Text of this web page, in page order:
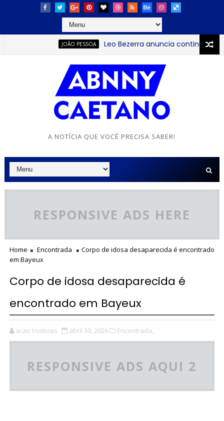
JOÃO PESSOA Leo Bezerra anuncia continuação da
A NOTÍCIA QUE VOCÊ PRECISA SABER!
RESPONSIVE ADS HERE
Home Encontrada
Corpo de idosa desaparecida é encontrado
em Bayeux
Corpo de idosa desaparecida é
encontrado em Bayeux
acao1noticias abril 30, 2026 Encontrada,
RESPONSIVE ADS AQUI 2